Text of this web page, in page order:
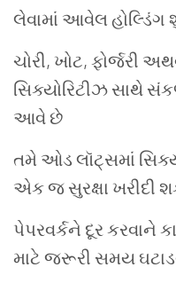
લેવામાં આવેલ હોલ્ડિંગ
ચોરી, ખોટ, ફોર્જરી
સિક્યોરિટીઝ સાથે
આવે છે
તમે ઓડ લૉટ્સમાં
એક જ સુરક્ષા ખરીદી
પેપરવર્કને દૂર કરવાને
માટે જરૂરી સમય